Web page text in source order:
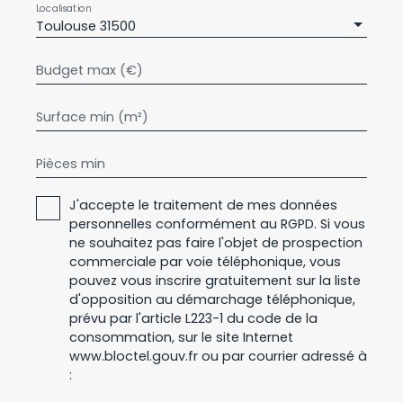
Toulouse 31500
Localisation
Budget max (€)
Surface min (m²)
Pièces min
J'accepte le traitement de mes données
personnelles conformément au RGPD. Si vous
ne souhaitez pas faire l'objet de prospection
commerciale par voie téléphonique, vous
pouvez vous inscrire gratuitement sur la liste
d'opposition au démarchage téléphonique,
prévu par l'article L223-1 du code de la
consommation, sur le site Internet
www.bloctel.gouv.fr ou par courrier adressé à
: